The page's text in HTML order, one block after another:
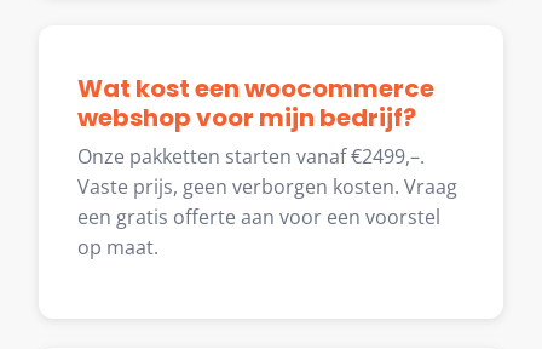
Wat kost een woocommerce
webshop voor mijn bedrijf?
Onze pakketten starten vanaf €2499,–.
Vaste prijs, geen verborgen kosten. Vraag
een gratis offerte aan voor een voorstel
op maat.